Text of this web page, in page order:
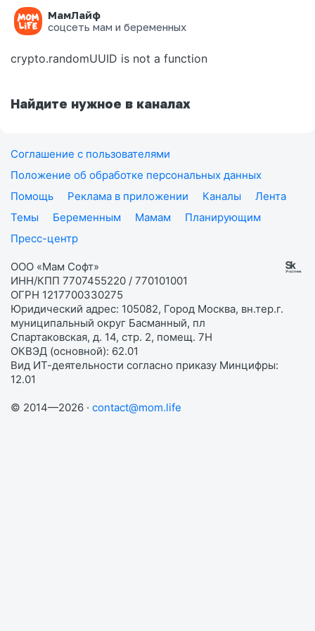
МамЛайф
соцсеть мам и беременных
Ошибка на странице
crypto.randomUUID is not a function
Найдите нужное в каналах
Соглашение с пользователями
Положение об обработке персональных данных
Помощь
Реклама в приложении Каналы
Лента
Темы
Беременным Мамам
Планирующим
Пресс-центр
ООО «Мам Софт»
ИНН/КПП 7707455220 / 770101001
ОГРН 1217700330275
Юридический адрес: 105082, Город Москва, вн.тер.г.
муниципальный округ Басманный, пл
Спартаковская, д. 14, стр. 2, помещ. 7Н
ОКВЭД (основной): 62.01
Вид ИТ-деятельности согласно приказу Минцифры:
12.01
© 2014—2026 · contact@mom.life